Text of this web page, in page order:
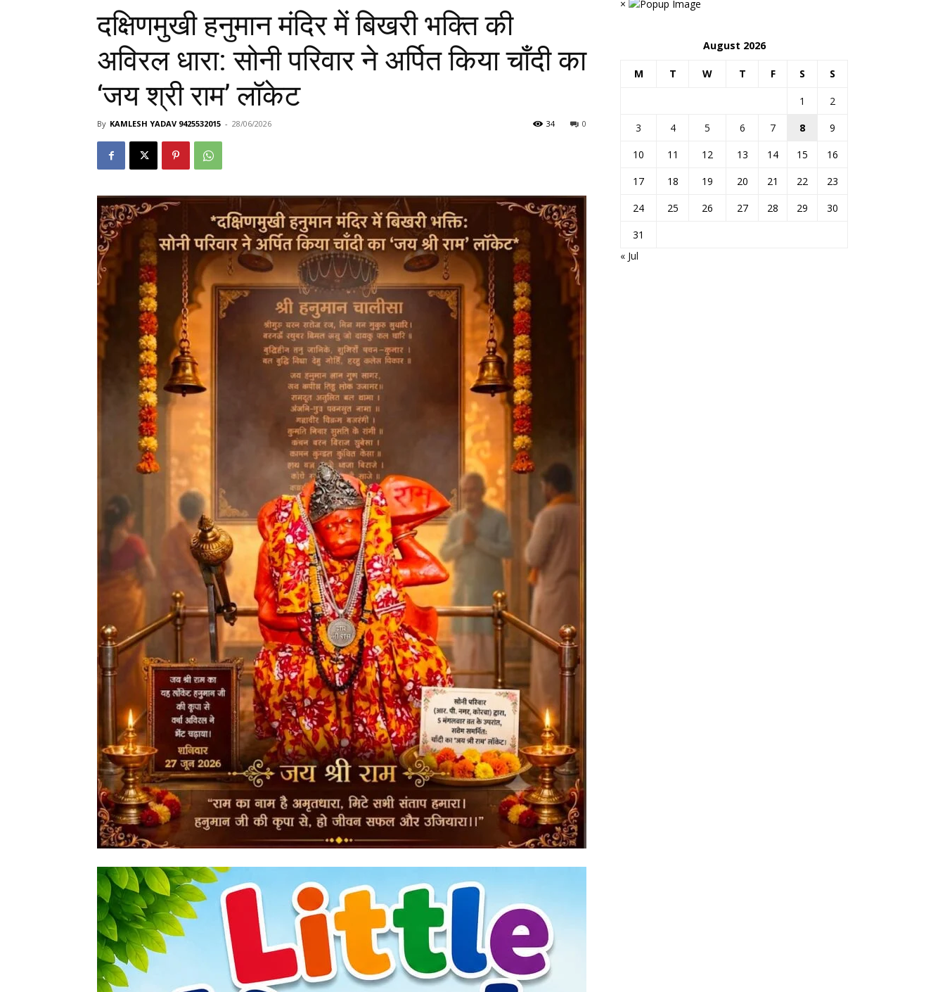
दक्षिणमुखी हनुमान मंदिर में बिखरी भक्ति की
अविरल धारा: सोनी परिवार ने अर्पित किया चाँदी का
‘जय श्री राम’ लॉकेट
By KAMLESH YADAV 9425532015 - 28/06/2026 0
34
×
August 2026
M T W T F S S
1
2
3
4 5 6 7 8
9
10
11 12 13 14 15
16
17
18 19 20 21 22
23
24
25 26 27 28 29
30
31
« Jul